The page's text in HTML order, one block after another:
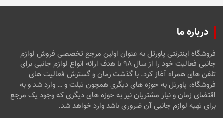
درباره ما
فروشگاه اینترنتی پاورتل به عنوان اولین مرجع تخصصی فروش لوازم
جانبی فعالیت خود را از سال ۹۸ با هدف ارائه انواع لوازم جانبی برای
تلفن های همراه آغاز کرد. با گذشت زمان و گسترش فعالیت های
فروشگاه، پاورتل به حوزه های دیگری همچون تبلت و … وارد شد و به
اقتضای زمان و نیاز مشتریان نیز به حوزه های دیگری که وجود یک مرجع
برای تهیه لوازم جانبی آن ضروری باشد وارد خواهد شد.